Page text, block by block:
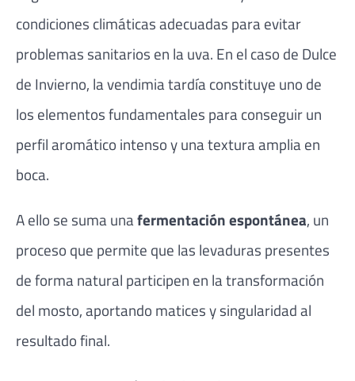
condiciones climáticas adecuadas para evitar
problemas sanitarios en la uva. En el caso de Dulce
de Invierno, la vendimia tardía constituye uno de
los elementos fundamentales para conseguir un
perfil aromático intenso y una textura amplia en
boca.
A ello se suma unafermentación espontánea, un
proceso que permite que las levaduras presentes
de forma natural participen en la transformación
del mosto, aportando matices y singularidad al
resultado final.